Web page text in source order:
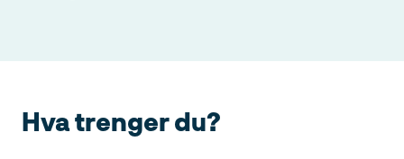
Søk
Hva trenger du?